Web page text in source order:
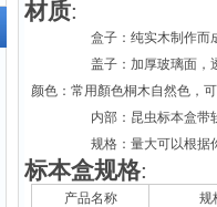
材质:
盒子： 纯实木制作而
盖子：加厚玻璃面，
颜色：常用顏色桐木自然色，
内部：昆虫标本盒带
规格：量大可以根据
标本盒规格:
产品名称 规